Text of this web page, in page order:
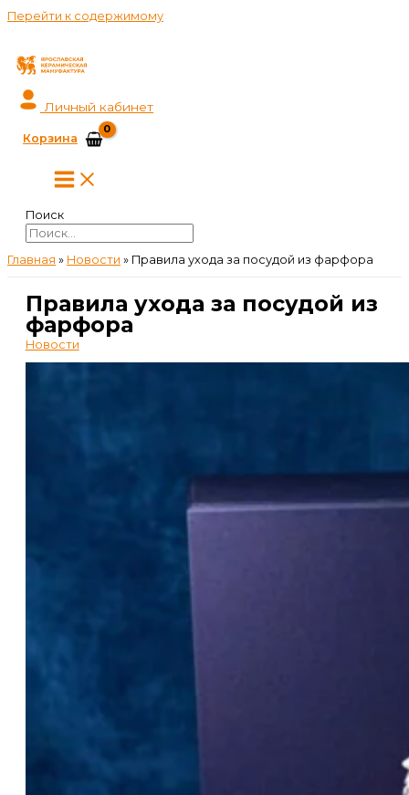
Перейти к содержимому
Личный кабинет
Корзина
Поиск
Главная » Новости » Правила ухода за посудой из фарфора
Правила ухода за посудой из
фарфора
Новости